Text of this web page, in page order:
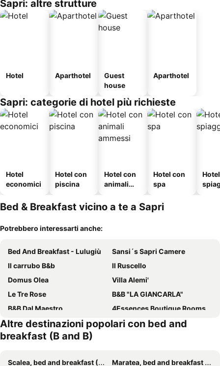
Sapri: altre strutture
Hotel Aparthotel
Guest
house
Aparthotel
Sapri: categorie di hotel più richieste
Hotel
economici
Hotel con
piscina
Hotel con
animali
Hotel con
spa
Bed & Breakfast vicino a te a Sapri
Potrebbero interessarti anche:
Bed And Breakfast - Lulugiù
Sansi´s Sapri Camere
Il carrubo B&b
Il Ruscello
Domus Olea
Villa Alemi'
Le Tre Rose
B&B "LA GIANCARLA"
B&B Dal Maestro
4Essences Boutique Rooms
B&B Lo Straniero
B&B Il Melograno
B&B La Torretta
Altre destinazioni popolari con bed and
breakfast (B and B)
Scalea, bed and breakfast (B and B)
Maratea, bed and breakfast (B and B)